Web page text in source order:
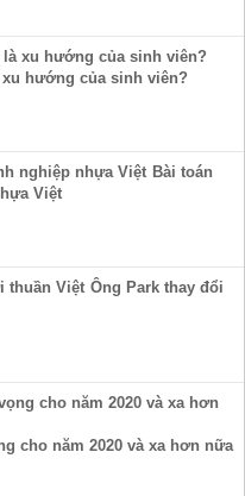
hướng của sinh viên?
Bài toán
Việt
Ông Park thay đổi
cho năm 2020 và xa hơn nữa